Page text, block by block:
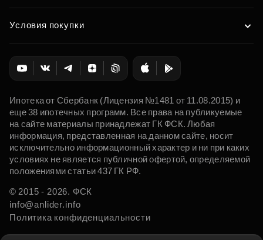
Условия покупки
Ипотека от Сбербанк (Лицензия №1481 от 11.08.2015) и
еще 38 ипотечных программ. Все права на публикуемые
на сайте материалы принадлежат ГК ФСК. Любая
информация, представленная на данном сайте, носит
исключительно информационный характер и ни при каких
условиях не является публичной офертой, определяемой
положениями статьи 437 ГК РФ.
© 2015 - 2026. ФСК
info@anlider.info
Политика конфиденциальности